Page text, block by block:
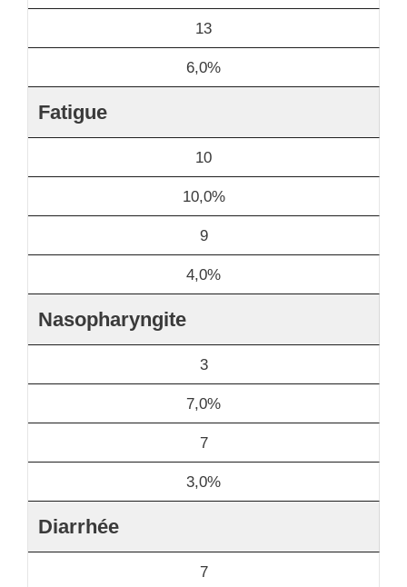
13
6,0%
Fatigue
10
10,0%
9
4,0%
Nasopharyngite
3
7,0%
7
3,0%
Diarrhée
7